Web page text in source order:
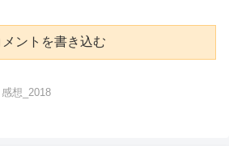
メントを書き込む
想_2018